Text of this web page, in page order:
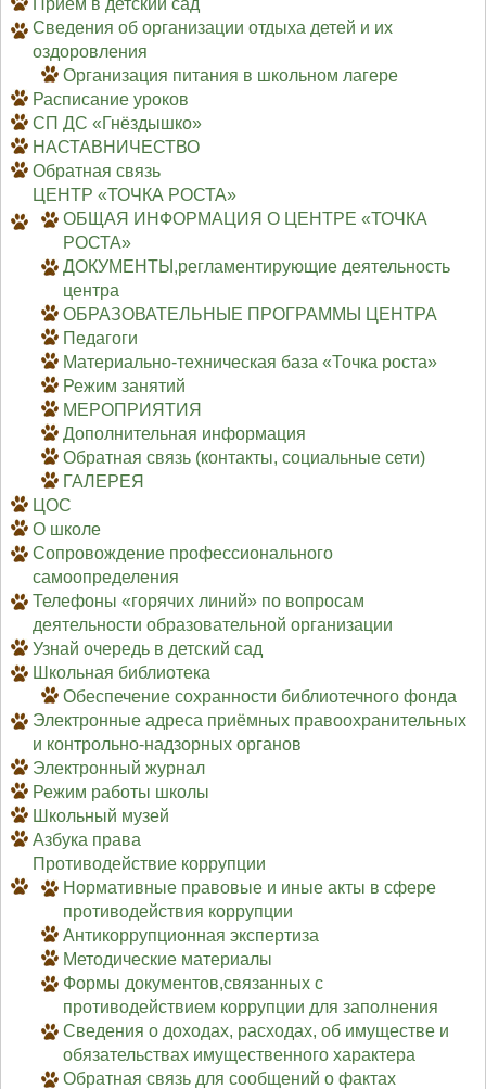
Сведения об организации отдыха детей и их
оздоровления
Организация питания в школьном лагере
Расписание уроков
СП ДС «Гнёздышко»
НАСТАВНИЧЕСТВО
Обратная связь
ЦЕНТР «ТОЧКА РОСТА»
ОБЩАЯ ИНФОРМАЦИЯ О ЦЕНТРЕ «ТОЧКА
РОСТА»
ДОКУМЕНТЫ,регламентирующие деятельность
центра
ОБРАЗОВАТЕЛЬНЫЕ ПРОГРАММЫ ЦЕНТРА
Педагоги
Материально-техническая база «Точка роста»
Режим занятий
МЕРОПРИЯТИЯ
Дополнительная информация
Обратная связь (контакты, социальные сети)
ГАЛЕРЕЯ
ЦОС
О школе
Сопровождение профессионального
самоопределения
Телефоны «горячих линий» по вопросам
деятельности образовательной организации
Узнай очередь в детский сад
Школьная библиотека
Обеспечение сохранности библиотечного фонда
Электронные адреса приёмных правоохранительных
и контрольно-надзорных органов
Электронный журнал
Режим работы школы
Школьный музей
Азбука права
Противодействие коррупции
Нормативные правовые и иные акты в сфере
противодействия коррупции
Антикоррупционная экспертиза
Методические материалы
Формы документов,связанных с
противодействием коррупции для заполнения
Сведения о доходах, расходах, об имуществе и
обязательствах имущественного характера
Обратная связь для сообщений о фактах